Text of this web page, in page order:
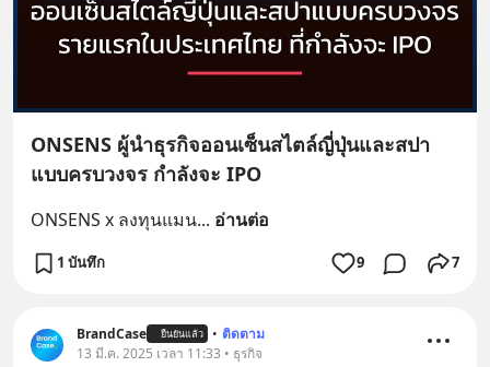
ONSENS ผู้นำธุรกิจออนเซ็นสไตล์ญี่ปุ่นและสปา
แบบครบวงจร กำลังจะ IPO
ONSENS x ลงทุนแมน... อ่านต่อ
1 บันทึก 9 7
BrandCase ยืนยันแล้ว • ติดตาม
13 มี.ค. 2025 เวลา 11:33 • ธุรกิจ